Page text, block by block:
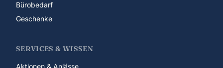
Bürobedarf
Geschenke
SERVICES & WISSEN